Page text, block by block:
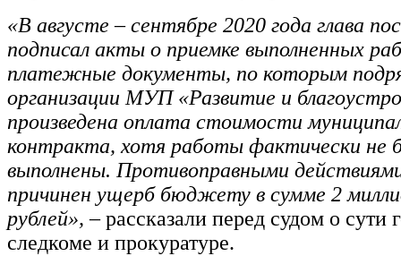
«В августе – сентябре 2020 года глава
подписал акты о приемке выполненных
платежные документы, по которым
организации МУП «Развитие и
произведена оплата стоимости
контракта, хотя работы фактически не
выполнены. Противоправными
причинен ущерб бюджету в сумме 2
рублей», –рассказали перед судом о сути
следкоме и прокуратуре.